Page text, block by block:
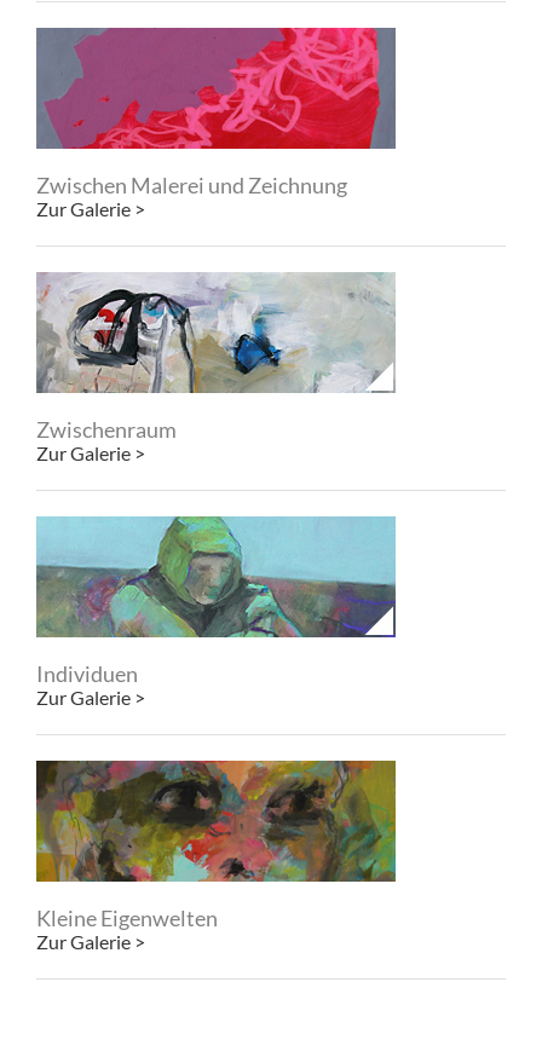
Zwischen Malerei und Zeichnung
Zur Galerie >
Zwischenraum
Zur Galerie >
Individuen
Zur Galerie >
Kleine Eigenwelten
Zur Galerie >